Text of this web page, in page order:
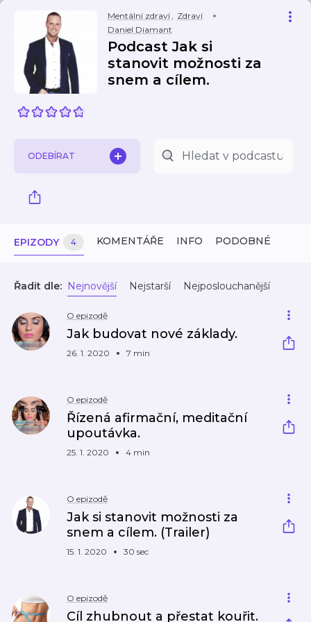
Mentální zdraví, Zdraví
Daniel Diamant
Podcast Jak si
stanovit možnosti za
snem a cílem.
ODEBÍRAT
EPIZODY 4 KOMENTÁŘE INFO PODOBNÉ
Řadit dle: Nejnovější Nejstarší Nejposlouchanější
O epizodě
Jak budovat nové základy.
26. 1. 2020 7 min
O epizodě
Řízená afirmační, meditační
upoutávka.
25. 1. 2020 4 min
O epizodě
Jak si stanovit možnosti za
snem a cílem. (Trailer)
15. 1. 2020 30 sec
O epizodě
Cíl zhubnout a přestat kouřit.